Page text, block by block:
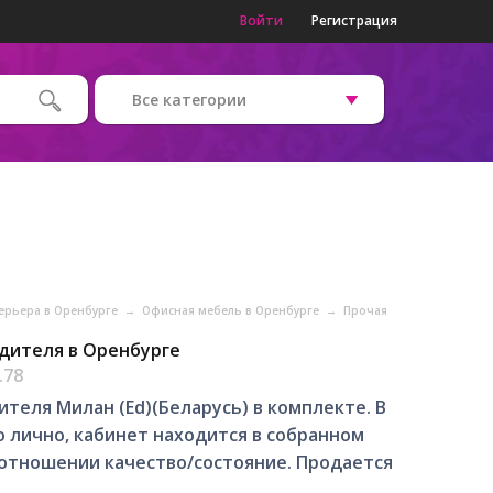
Войти Регистрация
Все категории
в Оренбурге → Офисная мебель в Оренбурге → Прочая
в Оренбурге
Милан (Ed)(Беларусь) в комплекте. В
кабинет находится в собранном
качество/состояние. Продается